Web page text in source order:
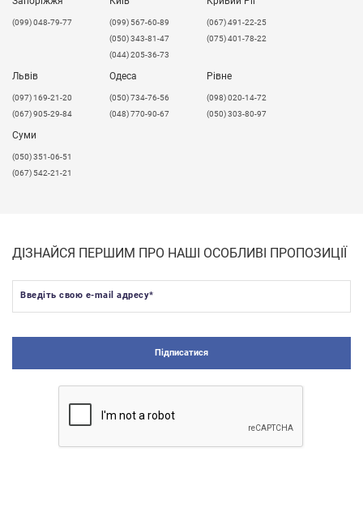
масел і жирів, не пропускає вологу, не чутливий до
ударів - є амортизатором, адгезія надзвичайно
середовище і безпечний для організму людини.
(099) 048-79-77
(099) 567-60-89
(050) 343-81-47
(044) 205-36-73
(067) 491-22-25
(075) 401-78-22
Львів
​(097) 169-21-20
(067) 905-29-84
Одеса
(050) 734-76-56
(048) 770-90-67
Рівне
(098) 020-14-72
(050) 303-80-97
Суми
(050) 351-06-51
(067) 542-21-21
ДІЗНАЙСЯ ПЕРШИМ ПРО НАШІ ОСОБЛИВІ ПРОПОЗИЦІЇ
Введіть свою e-mail адресу*
Підписатися